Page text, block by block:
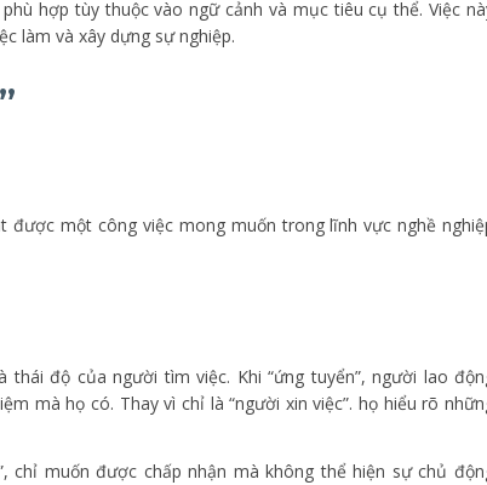
hợp tùy thuộc vào ngữ cảnh và mục tiêu cụ thể. Việc
làm và xây dựng sự nghiệp.
được một công việc mong muốn trong lĩnh vực nghề
thái độ của người tìm việc. Khi “ứng tuyển”, người lao
mà họ có. Thay vì chỉ là “người xin việc”. họ hiểu rõ
chỉ muốn được chấp nhận mà không thể hiện sự chủ